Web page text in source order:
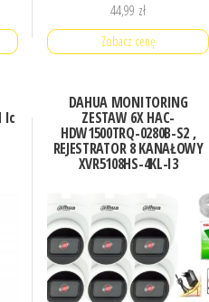
44,99 zł
Zobacz cenę
Ic
DAHUA MONITORING
ZESTAW 6X HAC-
HDW1500TRQ-0280B-S2 ,
REJESTRATOR 8 KANAŁOWY
XVR5108HS-4KL-I3